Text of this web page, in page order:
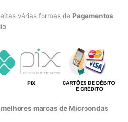
várias formas de Pagamentos
marcas de Microondas